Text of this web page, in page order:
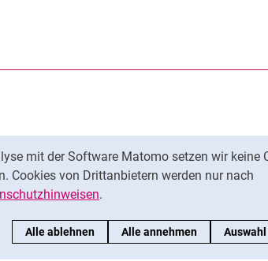
mit der Software Matomo setzen wir keine
Cookies von Drittanbietern werden nur nach
.
Alle ablehnen Alle annehmen